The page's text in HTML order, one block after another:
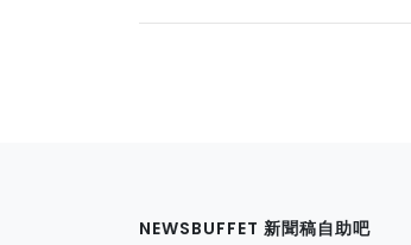
NEWSBUFFET 新聞稿自助吧